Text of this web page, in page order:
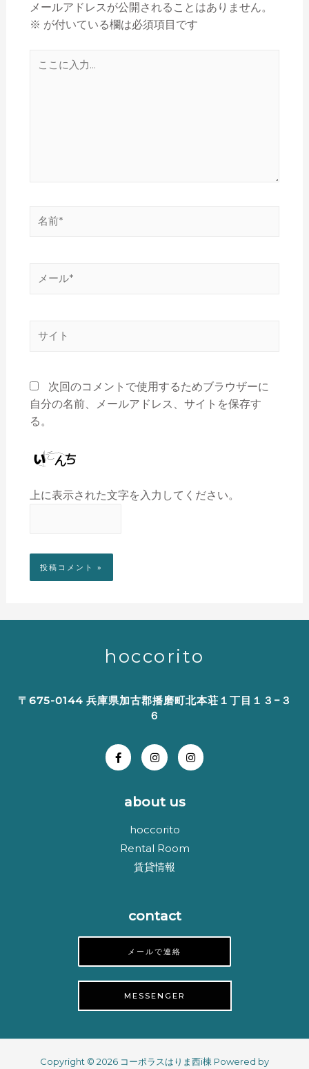
メールアドレスが公開されることはありません。
※ が付いている欄は必須項目です
次回のコメントで使用するためブラウザーに
自分の名前、メールアドレス、サイトを保存す
る。
上に表示された文字を入力してください。
hoccorito
〒675-0144 兵庫県加古郡播磨町北本荘１丁目１３−３
６
about us
hoccorito
Rental Room
賃貸情報
contact
メールで連絡
MESSENGER
Copyright © 2026 コーポラスはりま西i棟 Powered by